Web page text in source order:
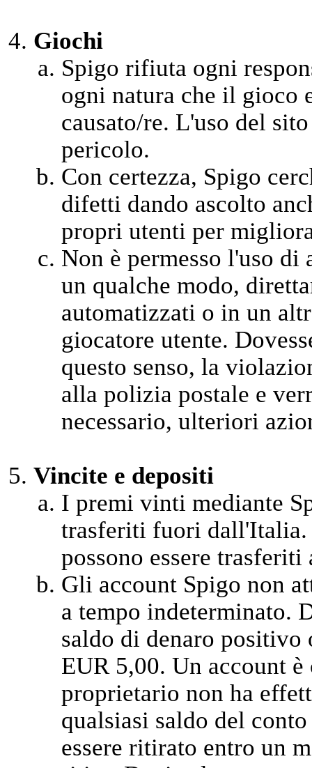
Giochi
Spigo rifiuta ogni
ogni natura che il gioco
causato/re. L'uso del
pericolo.
Con certezza, Spigo
difetti dando ascolto
propri utenti per
Non è permesso l'uso
un qualche modo,
automatizzati o in un
giocatore utente.
questo senso, la
alla polizia postale e
necessario, ulteriori
Vincite e depositi
I premi vinti mediante
trasferiti fuori dall'Italia.
possono essere
Gli account Spigo non
a tempo indeterminato.
saldo di denaro positivo
EUR 5,00. Un account
proprietario non ha
qualsiasi saldo del
essere ritirato entro un